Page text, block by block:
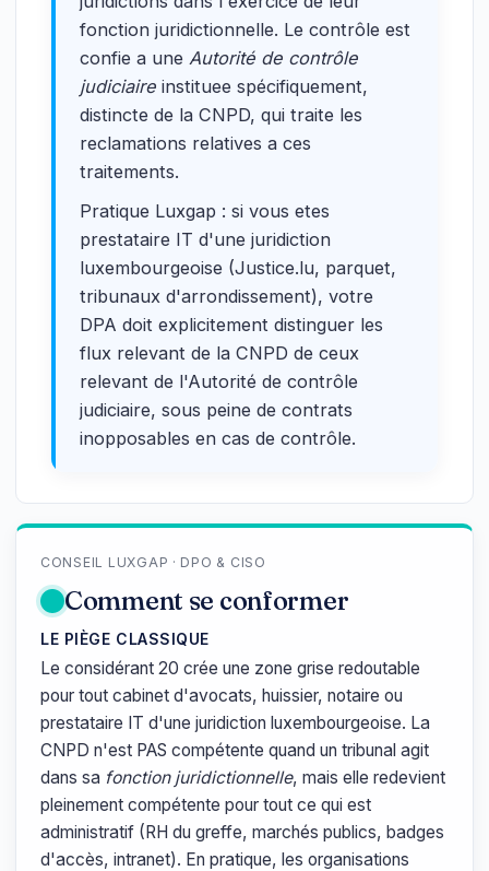
fonction juridictionnelle. Le contrôle est
confie a une Autorité de contrôle
judiciaire instituee spécifiquement,
distincte de la CNPD, qui traite les
reclamations relatives a ces
traitements.
Pratique Luxgap : si vous etes
prestataire IT d'une juridiction
luxembourgeoise (Justice.lu, parquet,
tribunaux d'arrondissement), votre
DPA doit explicitement distinguer les
flux relevant de la CNPD de ceux
relevant de l'Autorité de contrôle
judiciaire, sous peine de contrats
inopposables en cas de contrôle.
CONSEIL LUXGAP · DPO & CISO
Comment se conformer
LE PIÈGE CLASSIQUE
Le considérant 20 crée une zone grise redoutable
pour tout cabinet d'avocats, huissier, notaire ou
prestataire IT d'une juridiction luxembourgeoise. La
CNPD n'est PAS compétente quand un tribunal agit
dans sa fonction juridictionnelle, mais elle redevient
pleinement compétente pour tout ce qui est
administratif (RH du greffe, marchés publics, badges
d'accès, intranet). En pratique, les organisations